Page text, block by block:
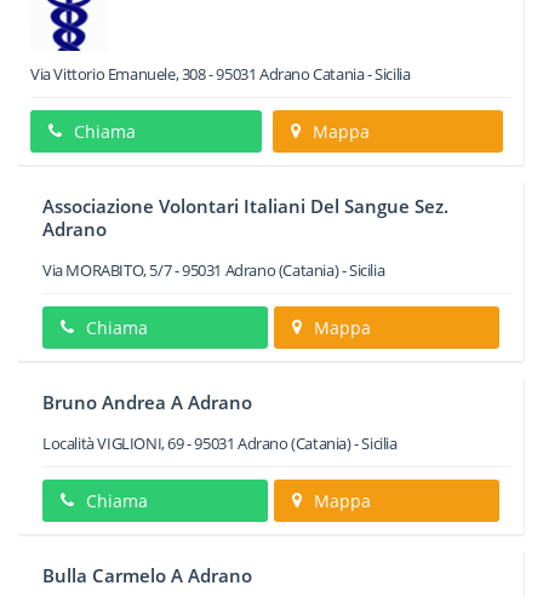
Via Vittorio Emanuele, 308-95031 AdranoCatania -Sicilia
Chiama Mappa
Associazione Volontari Italiani Del Sangue Sez.
Adrano
Via MORABITO, 5/7-95031 Adrano(Catania) -Sicilia
Chiama Mappa
Bruno Andrea A Adrano
Località VIGLIONI, 69-95031 Adrano(Catania) -Sicilia
Chiama Mappa
Bulla Carmelo A Adrano